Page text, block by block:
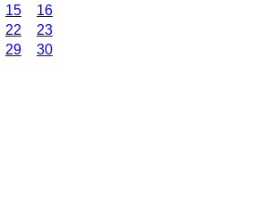
15
16
22
23
29
30